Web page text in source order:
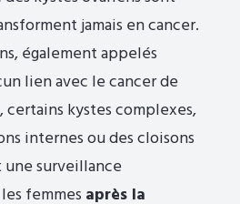
jamais en cancer.
également appelés
lien avec le cancer de
certains kystes complexes,
internes ou des cloisons
surveillance
femmes après la